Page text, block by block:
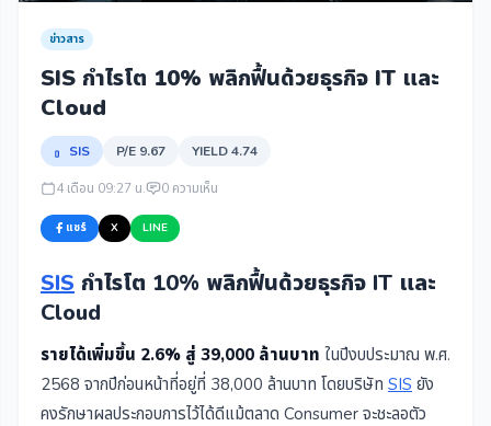
ข่าวสาร
SIS กำไรโต 10% พลิกฟื้นด้วยธุรกิจ IT และ
Cloud
SIS P/E 9.67 YIELD 4.74
4 เดือน 09:27 น. 0 ความเห็น
แชร์ X LINE
SIS กำไรโต 10% พลิกฟื้นด้วยธุรกิจ IT และ
Cloud
รายได้เพิ่มขึ้น 2.6% สู่ 39,000 ล้านบาท ในปีงบประมาณ พ.ศ.
2568 จากปีก่อนหน้าที่อยู่ที่ 38,000 ล้านบาท โดยบริษัท SIS ยัง
คงรักษาผลประกอบการไว้ได้ดีแม้ตลาด Consumer จะชะลอตัว